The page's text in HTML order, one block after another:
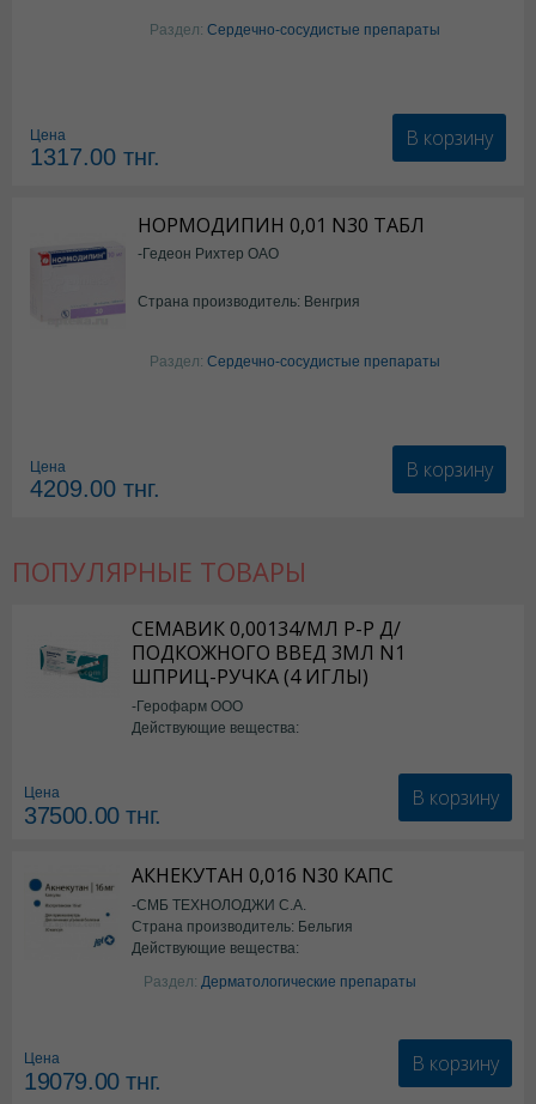
Раздел: Сердечно-сосудистые препараты
Цена
1317.00 тнг.
В корзину
НОРМОДИПИН 0,01 N30 ТАБЛ
-Гедеон Рихтер ОАО
Страна производитель: Венгрия
Раздел: Сердечно-сосудистые препараты
Цена
4209.00 тнг.
В корзину
ПОПУЛЯРНЫЕ ТОВАРЫ
СЕМАВИК 0,00134/МЛ Р-Р Д/
ПОДКОЖНОГО ВВЕД 3МЛ N1
ШПРИЦ-РУЧКА (4 ИГЛЫ)
-Герофарм ООО
Действующие вещества:
Цена
37500.00тнг.
В корзину
АКНЕКУТАН 0,016 N30 КАПС
-СМБ ТЕХНОЛОДЖИ С.А.
Страна производитель: Бельгия
Действующие вещества:
Изотретиноин
Раздел: Дерматологические препараты
Цена
19079.00тнг.
В корзину